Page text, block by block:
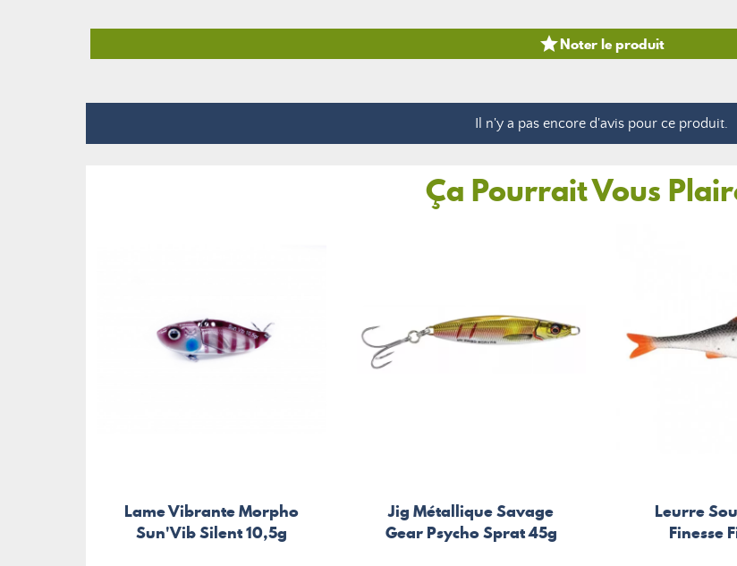
Noter le produit
Il n'y a pas encore d'avis pour ce produit.
Ça Pourrait Vous
Lame Vibrante Morpho
Sun'Vib Silent 10,5g
Jig Métallique Savage
Gear Psycho Sprat 45g
Leurre
Finesse